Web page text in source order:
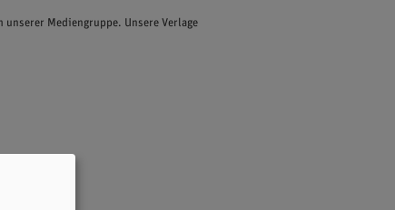
Mediengruppe. Unsere Verlage